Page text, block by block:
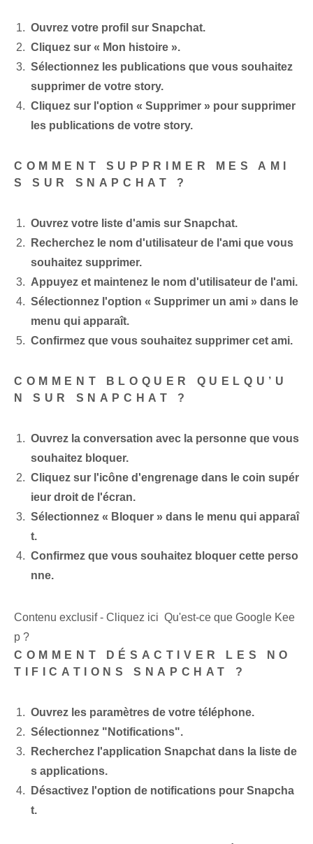
Ouvrez votre profil sur Snapchat.
Cliquez sur « Mon histoire ».
Sélectionnez les publications que vous souhaitez
supprimer de votre story.
Cliquez sur l'option « Supprimer » pour supprimer
les publications de votre story.
COMMENT SUPPRIMER MES AMI
S SUR SNAPCHAT ?
Ouvrez votre liste d'amis sur Snapchat.
Recherchez le nom d'utilisateur de l'ami que vous
souhaitez supprimer.
Appuyez et maintenez le nom d'utilisateur de l'ami.
Sélectionnez l'option « Supprimer un ami » dans le
menu qui apparaît.
Confirmez que vous souhaitez supprimer cet ami.
COMMENT BLOQUER QUELQU’U
N SUR SNAPCHAT ?
Ouvrez la conversation avec la personne que vous
souhaitez bloquer.
Cliquez sur l'icône d'engrenage dans le coin supér
ieur droit de l'écran.
Sélectionnez « Bloquer » dans le menu qui apparaî
t.
Confirmez que vous souhaitez bloquer cette perso
nne.
Contenu exclusif - Cliquez ici Qu'est-ce que Google Kee
p ?
COMMENT DÉSACTIVER LES NO
TIFICATIONS SNAPCHAT ?
Ouvrez les paramètres de votre téléphone.
Sélectionnez "Notifications".
Recherchez l'application Snapchat dans la liste de
s applications.
Désactivez l'option de notifications pour Snapcha
t.